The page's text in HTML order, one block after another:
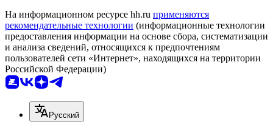
На информационном ресурсе hh.ru применяются
рекомендательные технологии (информационные технологии
предоставления информации на основе сбора, систематизации
и анализа сведений, относящихся к предпочтениям
пользователей сети «Интернет», находящихся на территории
Российской Федерации)
Русский